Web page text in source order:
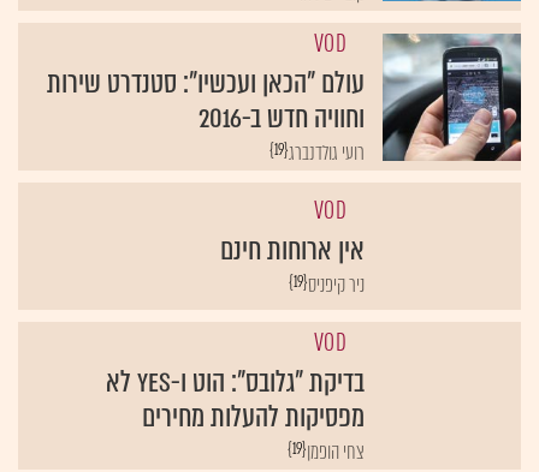
VOD
עולם "הכאן ועכשיו": סטנדרט שירות
וחוויה חדש ב-2016
{19}רועי גולדנברג
VOD
אין ארוחות חינם
{19}ניר קיפניס
VOD
בדיקת "גלובס": הוט ו-yes לא
מפסיקות להעלות מחירים
{19}צחי הופמן